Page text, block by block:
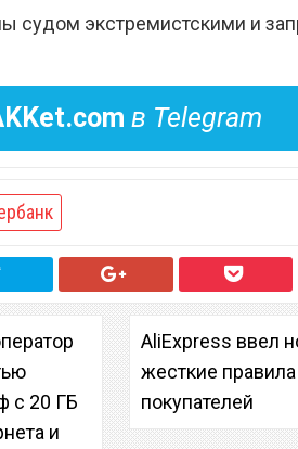
судом экстремистскими и
в Telegram
с 20 ГБ
и
AliExpress ввел
жесткие
покупателей